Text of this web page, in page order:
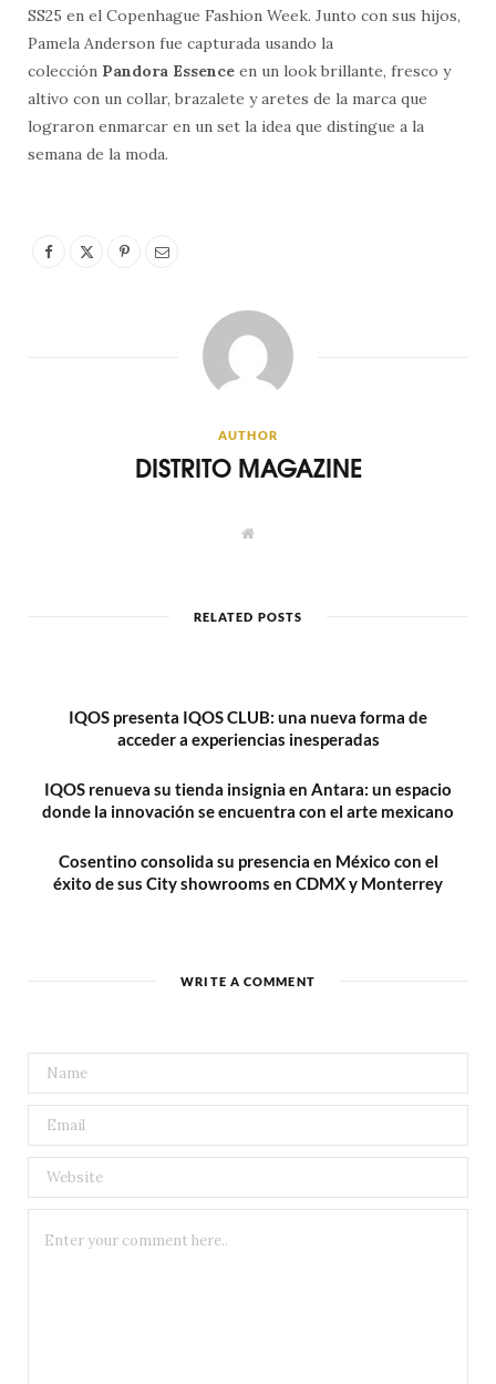
SS25 en el Copenhague Fashion Week. Junto con sus hijos,
Pamela Anderson fue capturada usando la
colección Pandora Essence en un look brillante, fresco y
altivo con un collar, brazalete y aretes de la marca que
lograron enmarcar en un set la idea que distingue a la
semana de la moda.
AUTHOR
DISTRITO MAGAZINE
W
e
RELATED POSTS
IQOS presenta IQOS CLUB: una nueva forma de
acceder a experiencias inesperadas
IQOS renueva su tienda insignia en Antara: un espacio
donde la innovación se encuentra con el arte mexicano
Cosentino consolida su presencia en México con el
éxito de sus City showrooms en CDMX y Monterrey
WRITE A COMMENT